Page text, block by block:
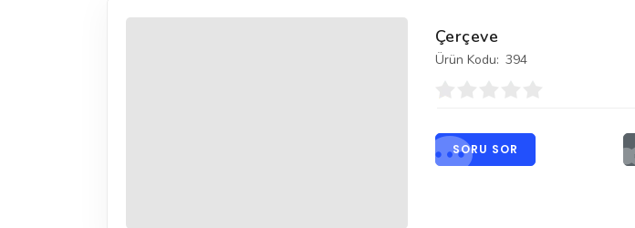
Çerçeve
Ürün Kodu: 394
SORU SOR